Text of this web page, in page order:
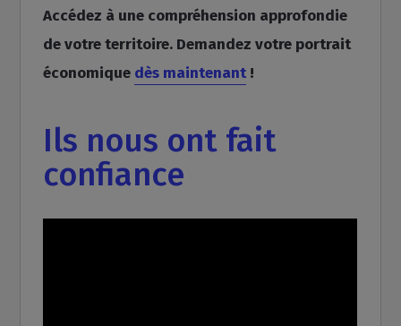
Accédez à une compréhension approfondie
de votre territoire. Demandez votre portrait
économique dès maintenant !
Ils nous ont fait
confiance